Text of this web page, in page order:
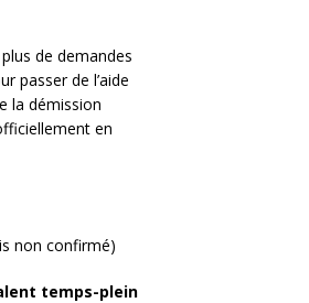
de demandes
passer de l’aide
la démission
en
non confirmé)
temps-plein